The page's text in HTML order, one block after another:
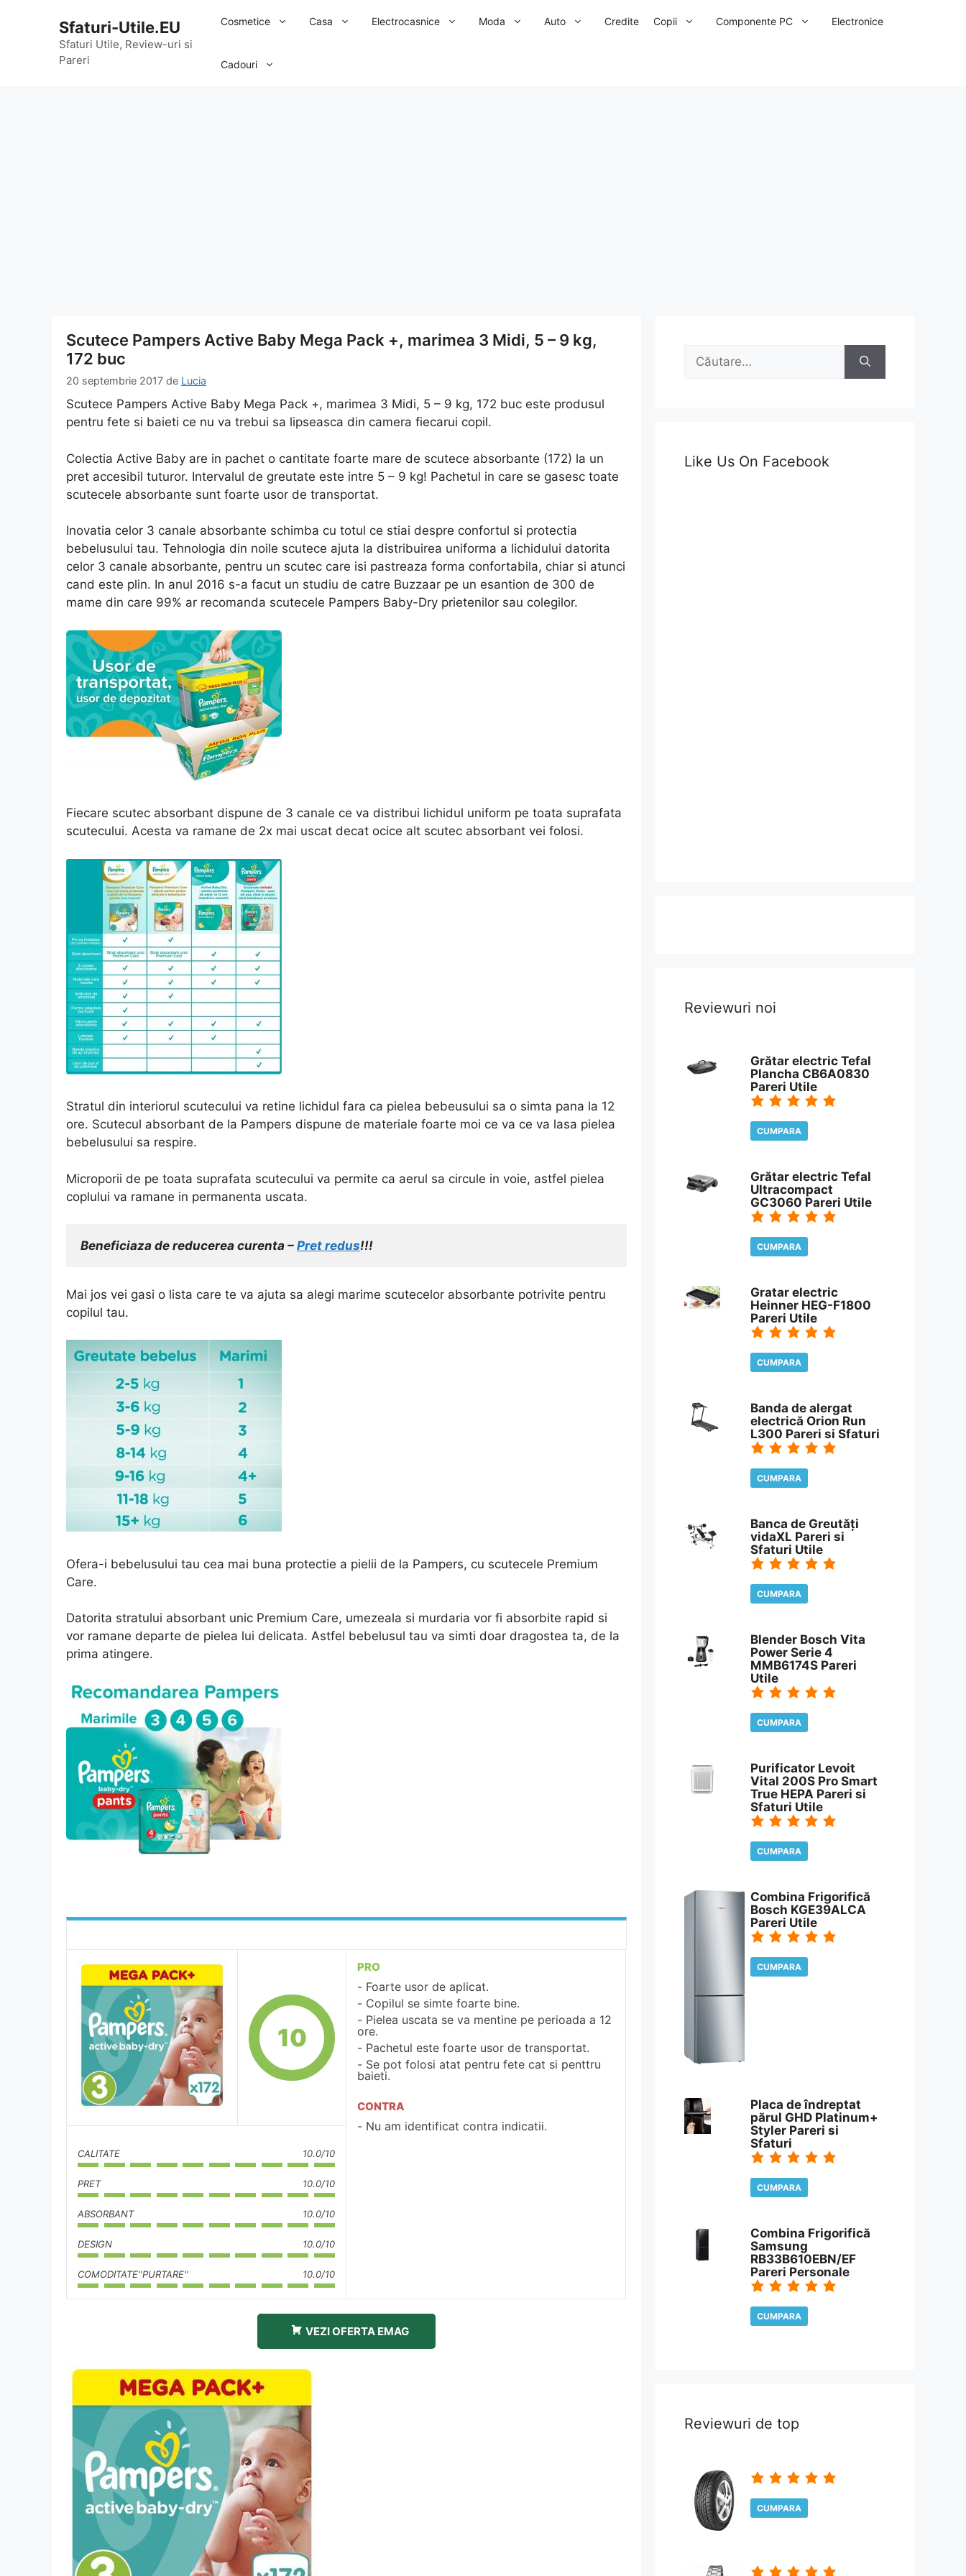
Sfaturi-Utile.EU
Sfaturi Utile, Review-uri si
Pareri
Cosmetice Casa Electrocasnice Moda Auto Credite Copii Componente PC Electronice
Cadouri
Scutece Pampers Active Baby Mega Pack +, marimea 3 Midi, 5 – 9 kg,
172 buc
20 septembrie 2017 de Lucia
Scutece Pampers Active Baby Mega Pack +, marimea 3 Midi, 5 – 9 kg, 172 buc este produsul
pentru fete si baieti ce nu va trebui sa lipseasca din camera fiecarui copil.
Colectia Active Baby are in pachet o cantitate foarte mare de scutece absorbante (172) la un
pret accesibil tuturor. Intervalul de greutate este intre 5 – 9 kg! Pachetul in care se gasesc toate
scutecele absorbante sunt foarte usor de transportat.
Inovatia celor 3 canale absorbante schimba cu totul ce stiai despre confortul si protectia
bebelusului tau. Tehnologia din noile scutece ajuta la distribuirea uniforma a lichidului datorita
celor 3 canale absorbante, pentru un scutec care isi pastreaza forma confortabila, chiar si atunci
cand este plin. In anul 2016 s-a facut un studiu de catre Buzzaar pe un esantion de 300 de
mame din care 99% ar recomanda scutecele Pampers Baby-Dry prietenilor sau colegilor.
Fiecare scutec absorbant dispune de 3 canale ce va distribui lichidul uniform pe toata suprafata
scutecului. Acesta va ramane de 2x mai uscat decat ocice alt scutec absorbant vei folosi.
Stratul din interiorul scutecului va retine lichidul fara ca pielea bebeusului sa o simta pana la 12
ore. Scutecul absorbant de la Pampers dispune de materiale foarte moi ce va ce va lasa pielea
bebelusului sa respire.
Microporii de pe toata suprafata scutecului va permite ca aerul sa circule in voie, astfel pielea
coplului va ramane in permanenta uscata.
Beneficiaza de reducerea curenta – Pret redus!!!
Mai jos vei gasi o lista care te va ajuta sa alegi marime scutecelor absorbante potrivite pentru
copilul tau.
Ofera-i bebelusului tau cea mai buna protectie a pielii de la Pampers, cu scutecele Premium
Care.
Datorita stratului absorbant unic Premium Care, umezeala si murdaria vor fi absorbite rapid si
vor ramane departe de pielea lui delicata. Astfel bebelusul tau va simti doar dragostea ta, de la
prima atingere.
10
CALITATE 10.0/10
PRET 10.0/10
ABSORBANT 10.0/10
DESIGN 10.0/10
COMODITATE''PURTARE'' 10.0/10
PRO
Foarte usor de aplicat.
Copilul se simte foarte bine.
Pielea uscata se va mentine pe perioada a 12
ore.
Pachetul este foarte usor de transportat.
Se pot folosi atat pentru fete cat si penttru
baieti.
CONTRA
Nu am identificat contra indicatii.
VEZI OFERTA EMAG
Caută
Like Us On Facebook
Reviewuri noi
Grătar electric Tefal
Plancha CB6A0830
Pareri Utile
CUMPARA
Grătar electric Tefal
Ultracompact
GC3060 Pareri Utile
CUMPARA
Gratar electric
Heinner HEG-F1800
Pareri Utile
CUMPARA
Banda de alergat
electrică Orion Run
L300 Pareri si Sfaturi
CUMPARA
Banca de Greutăți
vidaXL Pareri si
Sfaturi Utile
CUMPARA
Blender Bosch Vita
Power Serie 4
MMB6174S Pareri
Utile
CUMPARA
Purificator Levoit
Vital 200S Pro Smart
True HEPA Pareri si
Sfaturi Utile
CUMPARA
Combina Frigorifică
Bosch KGE39ALCA
Pareri Utile
CUMPARA
Placa de îndreptat
părul GHD Platinum+
Styler Pareri si
Sfaturi
CUMPARA
Combina Frigorifică
Samsung
RB33B610EBN/EF
Pareri Personale
CUMPARA
Reviewuri de top
CUMPARA